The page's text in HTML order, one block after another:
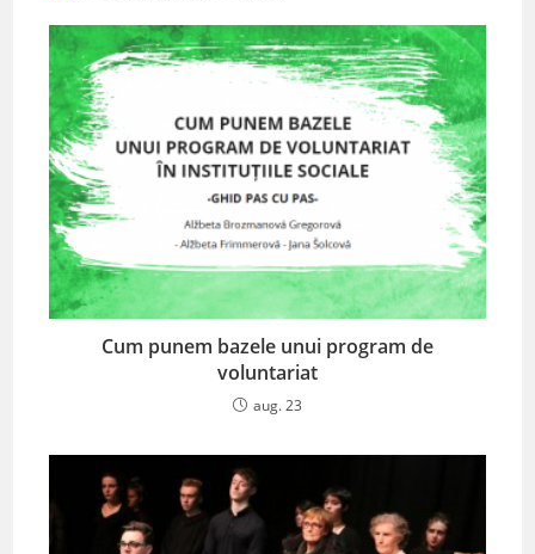
Cum punem bazele unui program de
voluntariat
aug. 23